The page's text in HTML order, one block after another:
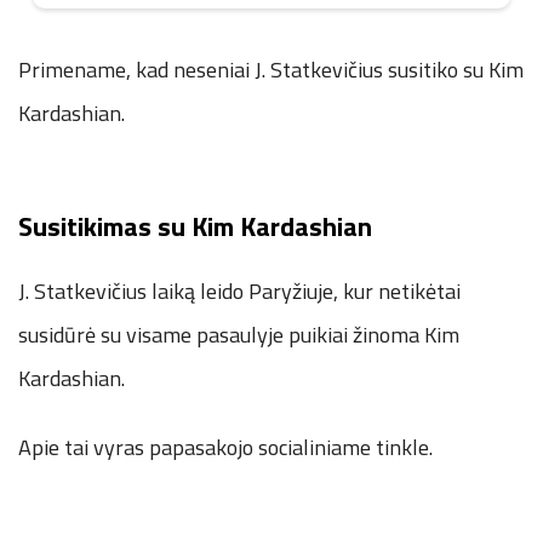
Primename, kad neseniai J. Statkevičius susitiko su Kim
Kardashian.
Susitikimas su Kim Kardashian
J. Statkevičius laiką leido Paryžiuje, kur netikėtai
susidūrė su visame pasaulyje puikiai žinoma Kim
Kardashian.
Apie tai vyras papasakojo socialiniame tinkle.